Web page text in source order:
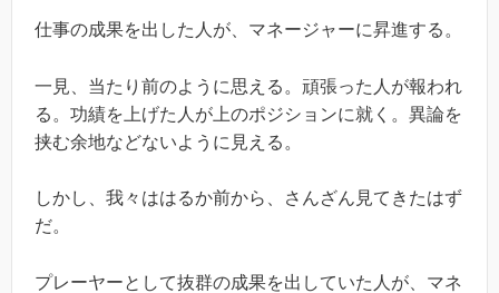
仕事の成果を出した人が、マネージャーに昇進する。
一見、当たり前のように思える。頑張った人が報われ
る。功績を上げた人が上のポジションに就く。異論を
挟む余地などないように見える。
しかし、我々ははるか前から、さんざん見てきたはず
だ。
プレーヤーとして抜群の成果を出していた人が、マネ